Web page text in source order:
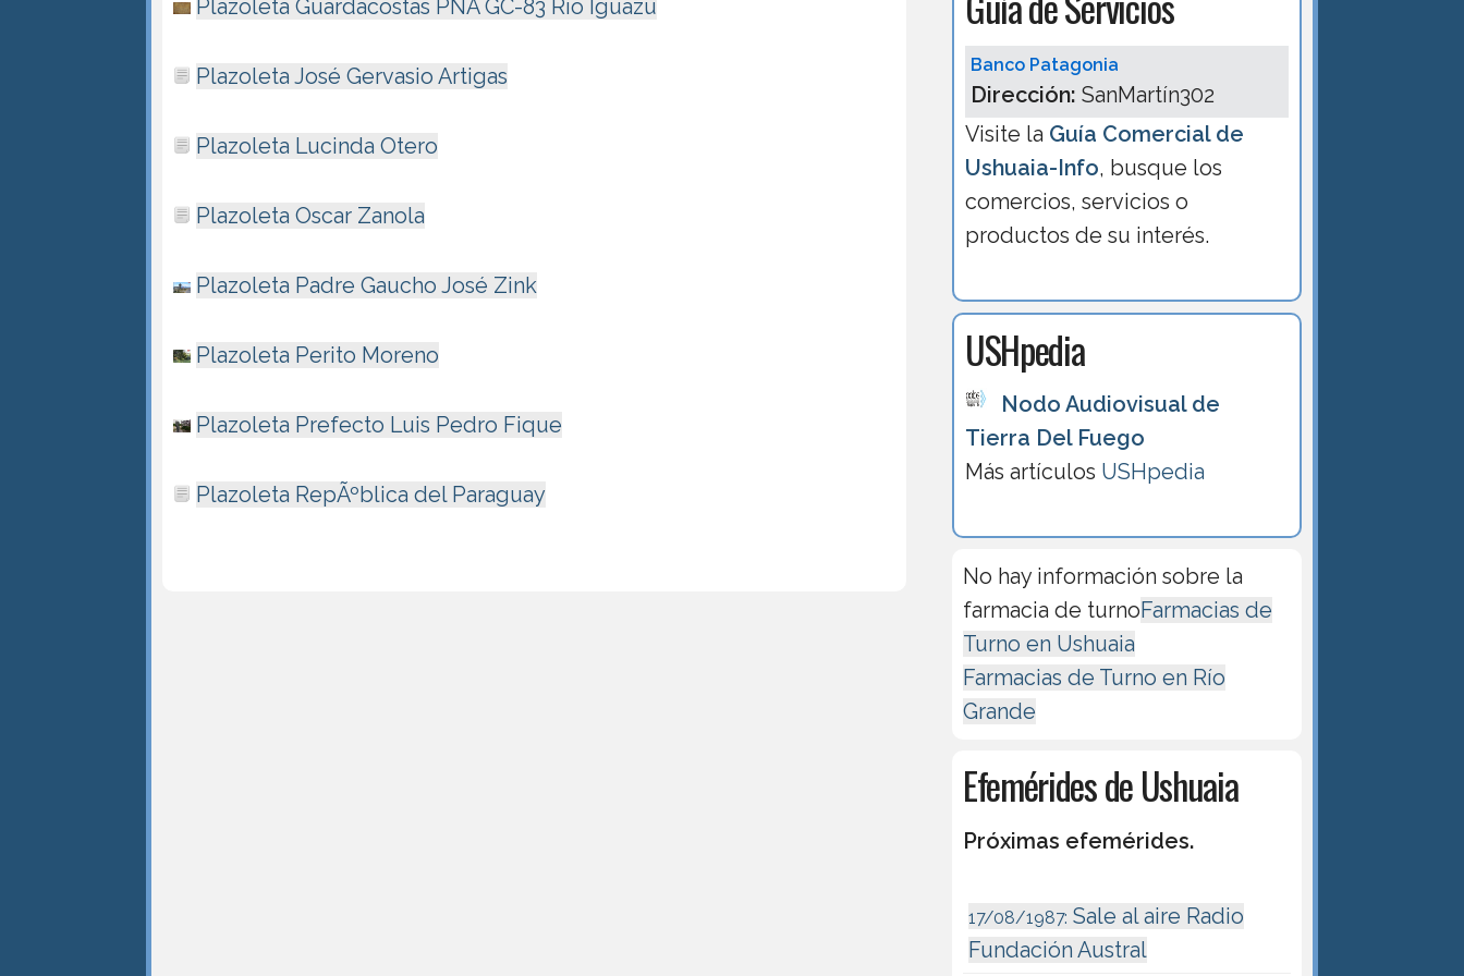
Plazoleta Guardacostas PNA GC-83 Rí­o Iguazú
Plazoleta José Gervasio Artigas
Plazoleta Lucinda Otero
Plazoleta Oscar Zanola
Plazoleta Padre Gaucho José Zink
Plazoleta Perito Moreno
Plazoleta Prefecto Luis Pedro Fique
Plazoleta RepÃºblica del Paraguay
Banco Patagonia
Dirección: SanMartín302
Visite la Guía Comercial de
Ushuaia-Info, busque los
comercios, servicios o
productos de su interés.
USHpedia
Nodo Audiovisual de
Tierra Del Fuego
Más artículos USHpedia
No hay información sobre la
farmacia de turnoFarmacias de
Turno en Ushuaia
Farmacias de Turno en Río
Grande
Efemérides de Ushuaia
Próximas efemérides.
17/08/1987: Sale al aire Radio
Fundación Austral